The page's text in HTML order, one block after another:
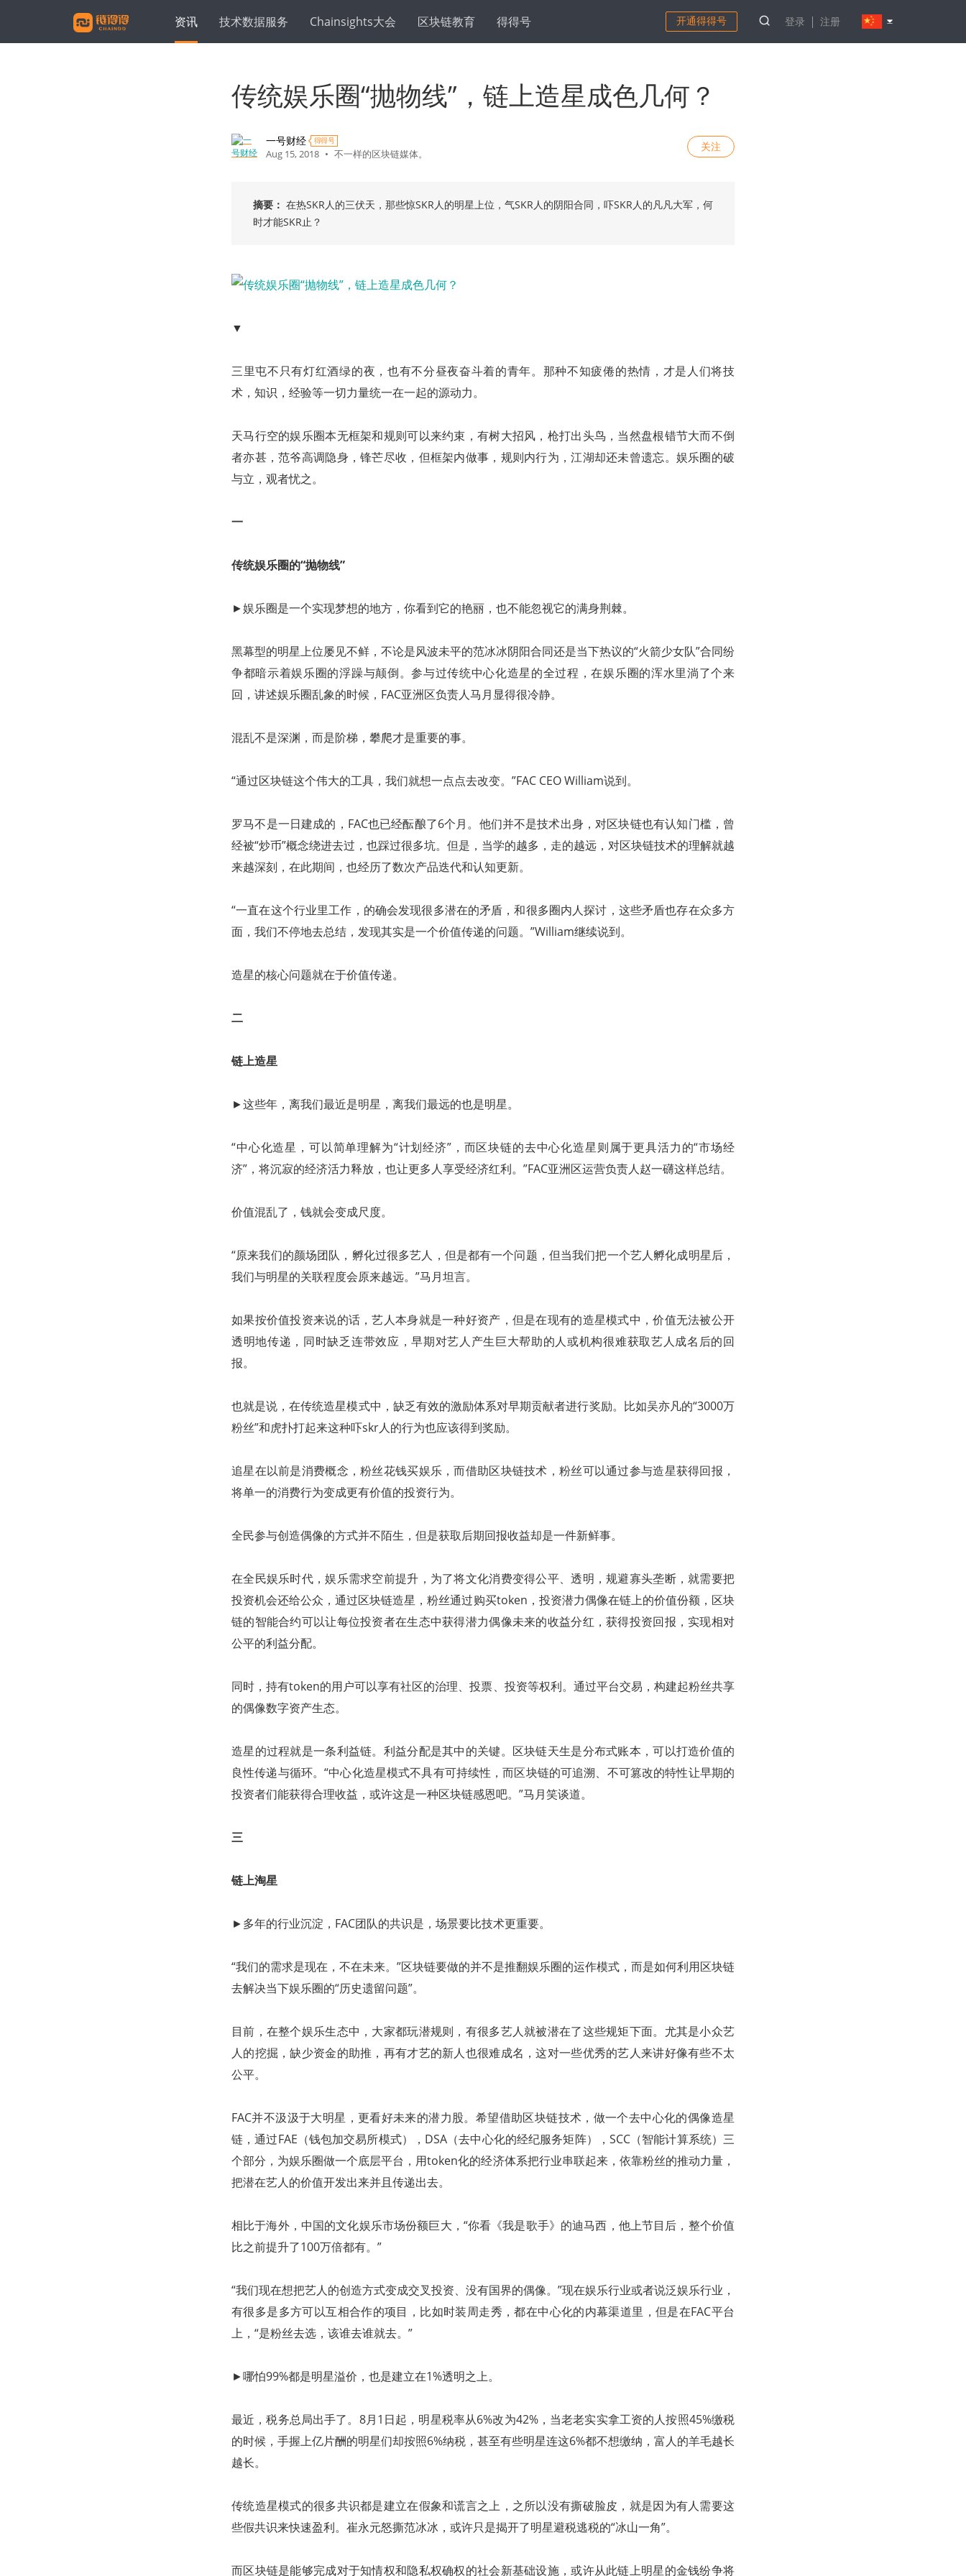
资讯 技术数据服务 Chainsights大会 区块链教育 得得号 开通得得号 登录 注册
传统娱乐圈“抛物线”，链上造星成色几何？
一号财经 得得号
Aug 15, 2018 • 不一样的区块链媒体。
关注
摘要： 在热SKR人的三伏天，那些惊SKR人的明星上位，气SKR人的阴阳合同，吓SKR人的凡凡大军，何
时才能SKR止？
▼
三里屯不只有灯红酒绿的夜，也有不分昼夜奋斗着的青年。那种不知疲倦的热情，才是人们将技
术，知识，经验等一切力量统一在一起的源动力。
天马行空的娱乐圈本无框架和规则可以来约束，有树大招风，枪打出头鸟，当然盘根错节大而不倒
者亦甚，范爷高调隐身，锋芒尽收，但框架内做事，规则内行为，江湖却还未曾遗忘。娱乐圈的破
与立，观者忧之。
一
传统娱乐圈的“抛物线”
►娱乐圈是一个实现梦想的地方，你看到它的艳丽，也不能忽视它的满身荆棘。
黑幕型的明星上位屡见不鲜，不论是风波未平的范冰冰阴阳合同还是当下热议的“火箭少女队”合同纷
争都暗示着娱乐圈的浮躁与颠倒。参与过传统中心化造星的全过程，在娱乐圈的浑水里淌了个来
回，讲述娱乐圈乱象的时候，FAC亚洲区负责人马月显得很冷静。
混乱不是深渊，而是阶梯，攀爬才是重要的事。
“通过区块链这个伟大的工具，我们就想一点点去改变。”FAC CEO William说到。
罗马不是一日建成的，FAC也已经酝酿了6个月。他们并不是技术出身，对区块链也有认知门槛，曾
经被“炒币”概念绕进去过，也踩过很多坑。但是，当学的越多，走的越远，对区块链技术的理解就越
来越深刻，在此期间，也经历了数次产品迭代和认知更新。
“一直在这个行业里工作，的确会发现很多潜在的矛盾，和很多圈内人探讨，这些矛盾也存在众多方
面，我们不停地去总结，发现其实是一个价值传递的问题。”William继续说到。
造星的核心问题就在于价值传递。
二
链上造星
►这些年，离我们最近是明星，离我们最远的也是明星。
“中心化造星，可以简单理解为“计划经济”，而区块链的去中心化造星则属于更具活力的“市场经
济”，将沉寂的经济活力释放，也让更多人享受经济红利。”FAC亚洲区运营负责人赵一礴这样总结。
价值混乱了，钱就会变成尺度。
“原来我们的颜场团队，孵化过很多艺人，但是都有一个问题，但当我们把一个艺人孵化成明星后，
我们与明星的关联程度会原来越远。”马月坦言。
如果按价值投资来说的话，艺人本身就是一种好资产，但是在现有的造星模式中，价值无法被公开
透明地传递，同时缺乏连带效应，早期对艺人产生巨大帮助的人或机构很难获取艺人成名后的回
报。
也就是说，在传统造星模式中，缺乏有效的激励体系对早期贡献者进行奖励。比如吴亦凡的“3000万
粉丝”和虎扑打起来这种吓skr人的行为也应该得到奖励。
追星在以前是消费概念，粉丝花钱买娱乐，而借助区块链技术，粉丝可以通过参与造星获得回报，
将单一的消费行为变成更有价值的投资行为。
全民参与创造偶像的方式并不陌生，但是获取后期回报收益却是一件新鲜事。
在全民娱乐时代，娱乐需求空前提升，为了将文化消费变得公平、透明，规避寡头垄断，就需要把
投资机会还给公众，通过区块链造星，粉丝通过购买token，投资潜力偶像在链上的价值份额，区块
链的智能合约可以让每位投资者在生态中获得潜力偶像未来的收益分红，获得投资回报，实现相对
公平的利益分配。
同时，持有token的用户可以享有社区的治理、投票、投资等权利。通过平台交易，构建起粉丝共享
的偶像数字资产生态。
造星的过程就是一条利益链。利益分配是其中的关键。区块链天生是分布式账本，可以打造价值的
良性传递与循环。“中心化造星模式不具有可持续性，而区块链的可追溯、不可篡改的特性让早期的
投资者们能获得合理收益，或许这是一种区块链感恩吧。”马月笑谈道。
三
链上淘星
►多年的行业沉淀，FAC团队的共识是，场景要比技术更重要。
“我们的需求是现在，不在未来。”区块链要做的并不是推翻娱乐圈的运作模式，而是如何利用区块链
去解决当下娱乐圈的“历史遗留问题”。
目前，在整个娱乐生态中，大家都玩潜规则，有很多艺人就被潜在了这些规矩下面。尤其是小众艺
人的挖掘，缺少资金的助推，再有才艺的新人也很难成名，这对一些优秀的艺人来讲好像有些不太
公平。
FAC并不汲汲于大明星，更看好未来的潜力股。希望借助区块链技术，做一个去中心化的偶像造星
链，通过FAE（钱包加交易所模式），DSA（去中心化的经纪服务矩阵），SCC（智能计算系统）三
个部分，为娱乐圈做一个底层平台，用token化的经济体系把行业串联起来，依靠粉丝的推动力量，
把潜在艺人的价值开发出来并且传递出去。
相比于海外，中国的文化娱乐市场份额巨大，“你看《我是歌手》的迪马西，他上节目后，整个价值
比之前提升了100万倍都有。”
“我们现在想把艺人的创造方式变成交叉投资、没有国界的偶像。”现在娱乐行业或者说泛娱乐行业，
有很多是多方可以互相合作的项目，比如时装周走秀，都在中心化的内幕渠道里，但是在FAC平台
上，“是粉丝去选，该谁去谁就去。”
►哪怕99%都是明星溢价，也是建立在1%透明之上。
最近，税务总局出手了。8月1日起，明星税率从6%改为42%，当老老实实拿工资的人按照45%缴税
的时候，手握上亿片酬的明星们却按照6%纳税，甚至有些明星连这6%都不想缴纳，富人的羊毛越长
越长。
传统造星模式的很多共识都是建立在假象和谎言之上，之所以没有撕破脸皮，就是因为有人需要这
些假共识来快速盈利。崔永元怒撕范冰冰，或许只是揭开了明星避税逃税的“冰山一角”。
而区块链是能够完成对于知情权和隐私权确权的社会新基础设施，或许从此链上明星的金钱纷争将